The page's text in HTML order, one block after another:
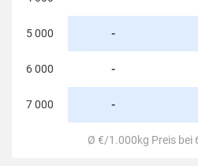
5 000 -
6 000 -
7 000 -
Ø €/1.000kg Preis bei